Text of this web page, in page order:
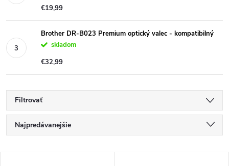
€19,99
Brother DR-B023 Premium optický valec - kompatibilný
skladom
€32,99
Filtrovať
R
a
Najpredávanejšie